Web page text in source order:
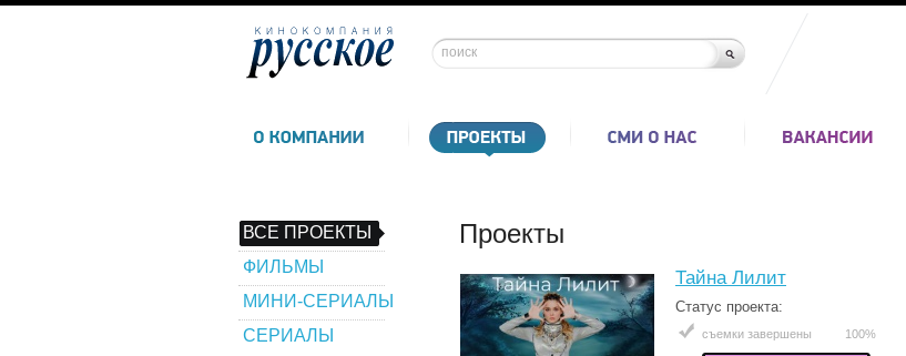
ВСЕ ПРОЕКТЫ
ФИЛЬМЫ
МИНИ-СЕРИАЛЫ
СЕРИАЛЫ
Проекты
Тайна Лилит
Статус проекта:
съемки завершены 100%